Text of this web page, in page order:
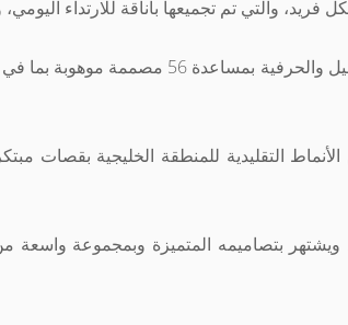
والتي تم تجميعها بأناقة للارتداء
افتتح المحل منذ 3 سنوات بفرعه الوحيد في
التقليدية للمنطقة الخليجية بقصات
بتصاميمه المتميزة وبمجموعة واسعة